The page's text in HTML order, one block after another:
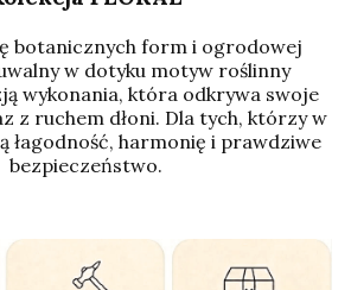
botanicznych form i ogrodowej
w dotyku motyw roślinny
wykonania, która odkrywa swoje
z ruchem dłoni. Dla tych, którzy w
łagodność, harmonię i prawdziwe
bezpieczeństwo.